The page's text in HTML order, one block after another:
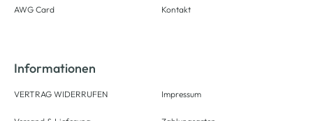
AWG Card Kontakt
Informationen
VERTRAG WIDERRUFEN Impressum